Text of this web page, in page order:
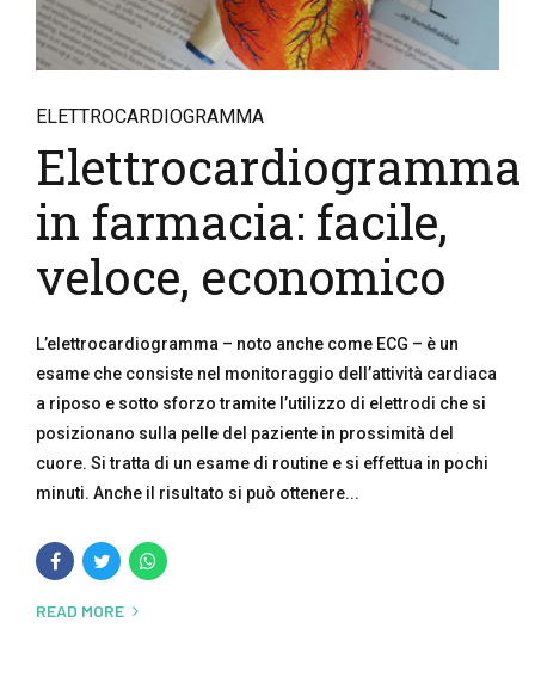
ELETTROCARDIOGRAMMA
Elettrocardiogramma
in farmacia: facile,
veloce, economico
L’elettrocardiogramma – noto anche come ECG – è un
esame che consiste nel monitoraggio dell’attività cardiaca
a riposo e sotto sforzo tramite l’utilizzo di elettrodi che si
posizionano sulla pelle del paziente in prossimità del
cuore. Si tratta di un esame di routine e si effettua in pochi
minuti. Anche il risultato si può ottenere...
READ MORE